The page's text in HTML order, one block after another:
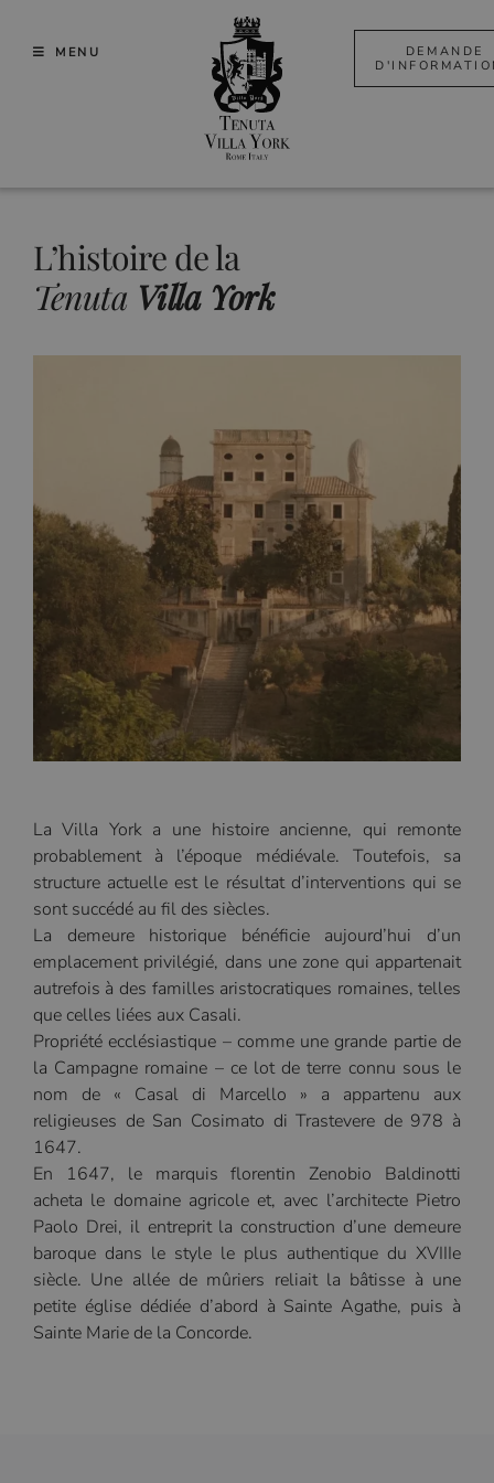
MENU
DEMANDE
L’histoire de la
Tenuta Villa York
La Villa York a une histoire ancienne, qui remonte
probablement à l’époque médiévale. Toutefois, sa
structure actuelle est le résultat d’interventions qui se
sont succédé au fil des siècles.
La demeure historique bénéficie aujourd’hui d’un
emplacement privilégié, dans une zone qui appartenait
autrefois à des familles aristocratiques romaines, telles
que celles liées aux Casali.
Propriété ecclésiastique – comme une grande partie de
la Campagne romaine – ce lot de terre connu sous le
nom de « Casal di Marcello » a appartenu aux
religieuses de San Cosimato di Trastevere de 978 à
1647.
En 1647, le marquis florentin Zenobio Baldinotti
acheta le domaine agricole et, avec l’architecte Pietro
Paolo Drei, il entreprit la construction d’une demeure
baroque dans le style le plus authentique du XVIIIe
siècle. Une allée de mûriers reliait la bâtisse à une
petite église dédiée d’abord à Sainte Agathe, puis à
Sainte Marie de la Concorde.